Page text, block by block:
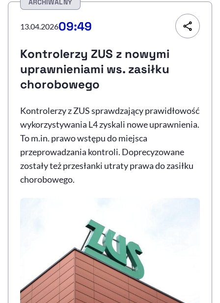
Sprawdź, jak i dlaczego zwiększamy dostępność
Deklaracja dostępności
ARCHIWALNY
13.04.202609:49
Kontrolerzy ZUS z nowymi
uprawnieniami ws. zasiłku
chorobowego
Kontrolerzy z ZUS sprawdzający prawidłowość
wykorzystywania L4 zyskali nowe uprawnienia.
To m.in. prawo wstępu do miejsca
przeprowadzania kontroli. Doprecyzowane
zostały też przesłanki utraty prawa do zasiłku
chorobowego.